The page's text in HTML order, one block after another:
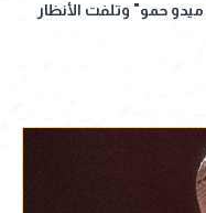
حمو" وتلفت الأنظار